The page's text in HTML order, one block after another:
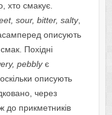
хто смакує.
sour, bitter, salty,
описують
Похідні
pebblyє
описують
через
до прикметників